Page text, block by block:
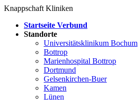
Knappschaft Kliniken
Startseite Verbund
Standorte
Universitätsklinikum Bochum
Bottrop
Marienhospital Bottrop
Dortmund
Gelsenkirchen-Buer
Kamen
Lünen